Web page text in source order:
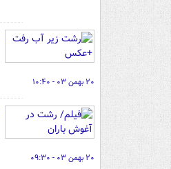
۲۰ بهمن ۰۳ - ۱۰:۴۰
۲۰ بهمن ۰۳ - ۰۹:۳۰